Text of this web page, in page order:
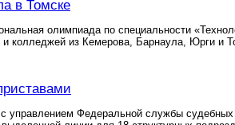
в Томске
олимпиада по специальности
и колледжей из Кемерова, Барнаула, Юрги и
Федеральной службы судебных